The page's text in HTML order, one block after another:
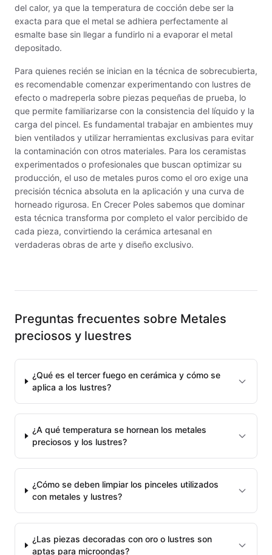
MAYCO BRUSHES
MAYCO CLASSIC CRACKLES
MAYCO DESIGNER LINER
MAYCO DUNCAN ACCESSORIES
MAYCO DUNCAN EZ STROKES
MAYCO DUNCAN FRENCH DIMENSIONS
MAYCO E & E CHUNKIES
MAYCO ENGOBE
MAYCO FOUNDATIONS OPAQUE
MAYCO FOUNDATIONS SHEER
MAYCO JUNGLE GEMS
MAYCO NON FIRED COLOR
del calor, ya que la temperatura de cocción debe ser la
exacta para que el metal se adhiera perfectamente al
esmalte base sin llegar a fundirlo ni a evaporar el metal
depositado.
Para quienes recién se inician en la técnica de sobrecubierta,
es recomendable comenzar experimentando con lustres de
efecto o madreperla sobre piezas pequeñas de prueba, lo
que permite familiarizarse con la consistencia del líquido y la
carga del pincel. Es fundamental trabajar en ambientes muy
bien ventilados y utilizar herramientas exclusivas para evitar
la contaminación con otros materiales. Para los ceramistas
experimentados o profesionales que buscan optimizar su
producción, el uso de metales puros como el oro exige una
precisión técnica absoluta en la aplicación y una curva de
horneado rigurosa. En Crecer Poles sabemos que dominar
esta técnica transforma por completo el valor percibido de
cada pieza, convirtiendo la cerámica artesanal en
verdaderas obras de arte y diseño exclusivo.
Preguntas frecuentes sobre Metales
preciosos y luestres
¿Qué es el tercer fuego en cerámica y cómo se
aplica a los lustres?
¿A qué temperatura se hornean los metales
preciosos y los lustres?
¿Cómo se deben limpiar los pinceles utilizados
con metales y lustres?
¿Las piezas decoradas con oro o lustres son
aptas para microondas?